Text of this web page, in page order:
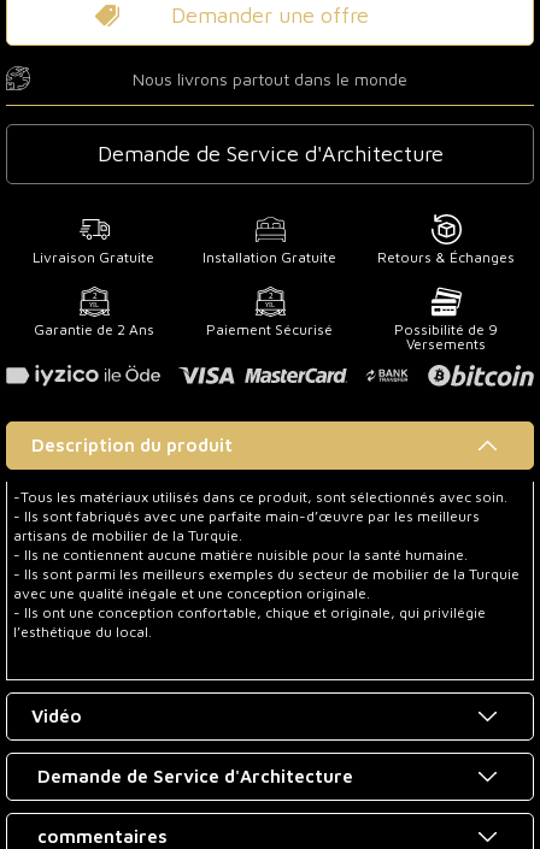
Demander une offre
Nous livrons partout dans le monde
Demande de Service d'Architecture
Livraison Gratuite Installation Gratuite Retours & Échanges
Garantie de 2 Ans Paiement Sécurisé
Possibilité de 9
Versements
Description du produit
-Tous les matériaux utilisés dans ce produit, sont sélectionnés avec soin.
- Ils sont fabriqués avec une parfaite main-d’œuvre par les meilleurs
artisans de mobilier de la Turquie.
- Ils ne contiennent aucune matière nuisible pour la santé humaine.
- Ils sont parmi les meilleurs exemples du secteur de mobilier de la Turquie
avec une qualité inégale et une conception originale.
- Ils ont une conception confortable, chique et originale, qui privilégie
l’esthétique du local.
Vidéo
Demande de Service d'Architecture
commentaires